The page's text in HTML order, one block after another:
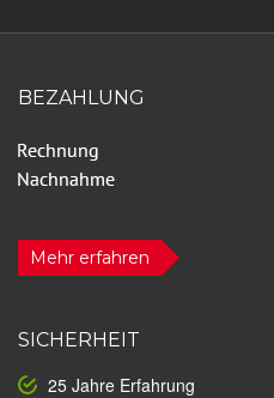
BEZAHLUNG
Mehr erfahren
SICHERHEIT
25 Jahre Erfahrung